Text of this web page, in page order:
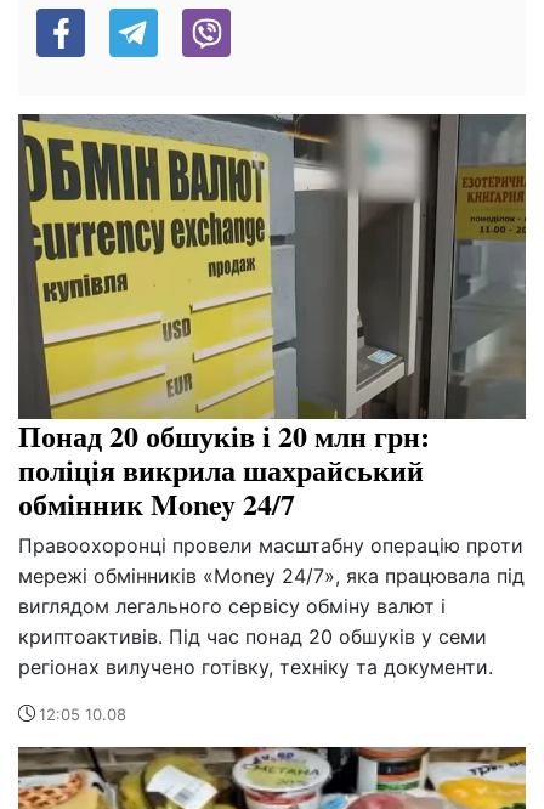
Понад 20 обшуків і 20 млн грн:
поліція викрила шахрайський
обмінник Money 24/7
Правоохоронці провели масштабну операцію проти
мережі обмінників «Money 24/7», яка працювала під
виглядом легального сервісу обміну валют і
криптоактивів. Під час понад 20 обшуків у семи
регіонах вилучено готівку, техніку та документи.
12:05 10.08